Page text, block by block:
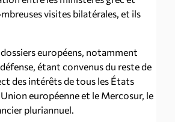
visites bilatérales, et ils
européens, notamment
étant convenus du reste de
des intérêts de tous les États
européenne et le Mercosur, le
pluriannuel.